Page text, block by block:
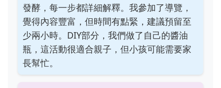
發酵，每一步都詳細解釋。我參加了導覽，
覺得內容豐富，但時間有點緊，建議預留至
少兩小時。DIY部分，我們做了自己的醬油
瓶，這活動很適合親子，但小孩可能需要家
長幫忙。